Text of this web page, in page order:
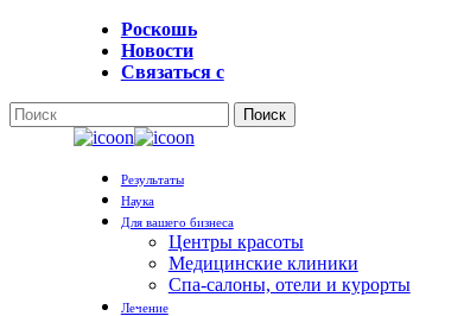
Роскошь
Новости
Связаться с
Поиск
МенюРезультаты
Наука
Для вашего бизнеса
Центры красоты
Медицинские клиники
Спа-салоны, отели и курорты
Лечение